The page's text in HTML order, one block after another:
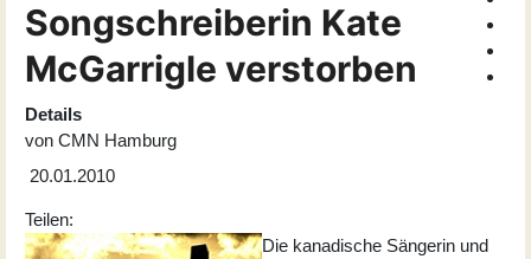
Songschreiberin Kate
McGarrigle verstorben
Details
von CMN Hamburg
20.01.2010
Teilen:
Die kanadische Sängerin und